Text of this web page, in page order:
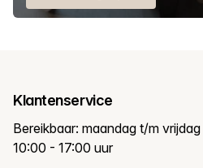
Klantenservice
Bereikbaar: maandag t/m vrijdag
10:00 - 17:00 uur